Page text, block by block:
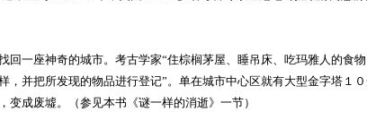
座神奇的城市。考古学家“住棕榈茅屋、睡吊床、吃玛雅人的食
并把所发现的物品进行登记”。单在城市中心区就有大型金字塔１
成废墟。（参见本书《谜一样的消逝》一节）